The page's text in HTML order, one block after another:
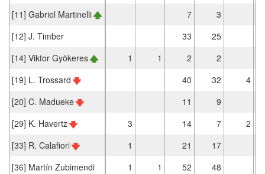
[11] Gabriel Martinelli
7
3
[12] J. Timber
33
25
[14] Viktor Gyökeres
1 1 2
2
[19] L. Trossard
40 32
4
[20] C. Madueke
11
9
[29] K. Havertz
3 14 7
2
[33] R. Calafiori
1 21
17
[36] Martín Zubimendi
1 1 52
48